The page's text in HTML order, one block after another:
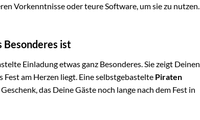
Vorkenntnisse oder teure Software, um sie zu nutzen.
Besonderes ist
Einladung etwas ganz Besonderes. Sie zeigt Deinen
am Herzen liegt. Eine selbstgebastelte Piraten
das Deine Gäste noch lange nach dem Fest in